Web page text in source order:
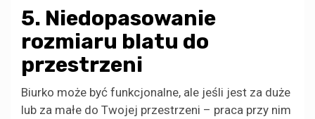
5. Niedopasowanie
rozmiaru blatu do
przestrzeni
Biurko może być funkcjonalne, ale jeśli jest za duże
lub za małe do Twojej przestrzeni – praca przy nim